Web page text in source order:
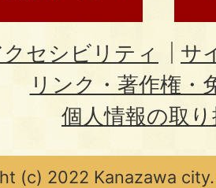
セシビリティ
サ
リンク・著作権・
個人情報の取
(c) 2022 Kanazawa